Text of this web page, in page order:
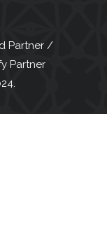
Partner /
Partner